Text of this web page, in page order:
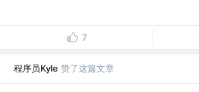
7
程序员Kyle 赞了这篇文章